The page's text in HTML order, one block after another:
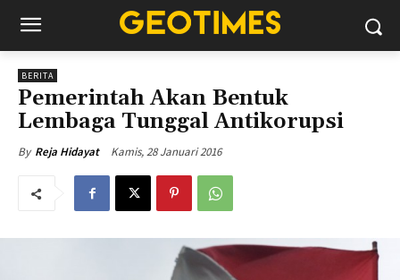
BERITA
Pemerintah Akan Bentuk
Lembaga Tunggal Antikorupsi
By Reja Hidayat Kamis, 28 Januari 2016